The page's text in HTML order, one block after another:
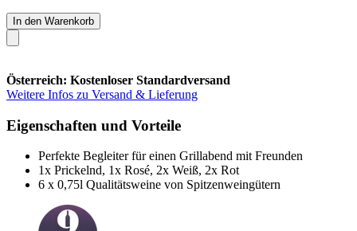
In den Warenkorb
Österreich: Kostenloser Standardversand
Weitere Infos zu Versand & Lieferung
Eigenschaften und Vorteile
Perfekte Begleiter für einen Grillabend mit Freunden
1x Prickelnd, 1x Rosé, 2x Weiß, 2x Rot
6 x 0,75l Qualitätsweine von Spitzenweingütern